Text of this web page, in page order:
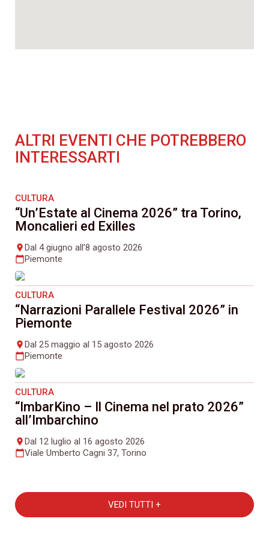
ALTRI EVENTI CHE POTREBBERO
INTERESSARTI
CULTURA
“Un’Estate al Cinema 2026” tra Torino,
Moncalieri ed Exilles
placeDal 4 giugno all’8 agosto 2026
calendar_todayPiemonte
CULTURA
“Narrazioni Parallele Festival 2026” in
Piemonte
placeDal 25 maggio al 15 agosto 2026
calendar_todayPiemonte
CULTURA
“ImbarKino – Il Cinema nel prato 2026”
all’Imbarchino
placeDal 12 luglio al 16 agosto 2026
calendar_todayViale Umberto Cagni 37, Torino
VEDI TUTTI +